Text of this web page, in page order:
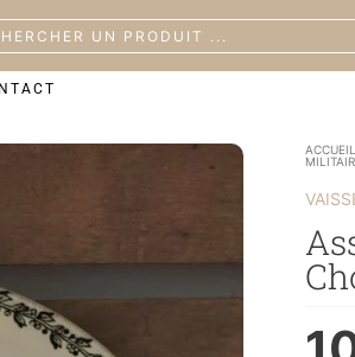
ACCUEIL